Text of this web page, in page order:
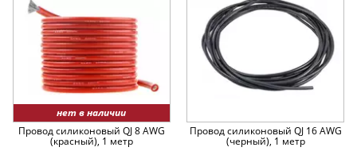
нет в наличии
Провод силиконовый QJ 8 AWG
(красный), 1 метр
Провод силиконовый QJ 16 AWG
(черный), 1 метр